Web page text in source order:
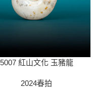
5007 紅山文化 玉豬龍
2024春拍